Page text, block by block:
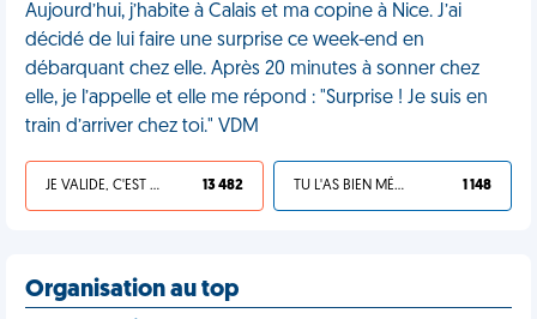
Aujourd’hui, j’habite à Calais et ma copine à Nice. J’ai
décidé de lui faire une surprise ce week-end en
débarquant chez elle. Après 20 minutes à sonner chez
elle, je l’appelle et elle me répond : "Surprise ! Je suis en
train d’arriver chez toi." VDM
JE VALIDE, C'EST UNE VDM 13 482 TU L'AS BIEN MÉRITÉ 1 148
Organisation au top